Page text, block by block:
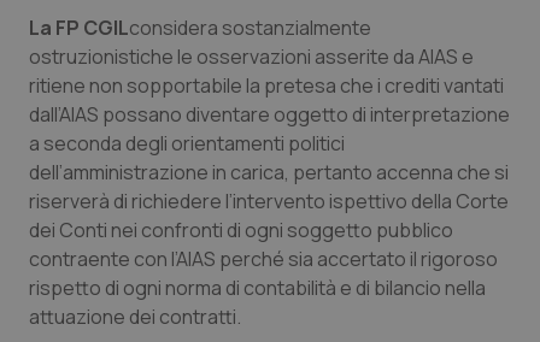
Quotidiano Oncologia
Quotidiano Pediatria
Rene & patologie urogenitali
Salute orale & impianti
Sangue & coagulazione
La FP CGILconsidera sostanzialmente
ostruzionistiche le osservazioni asserite da AIAS e
ritiene non sopportabile la pretesa che i crediti vantati
dall’AIAS possano diventare oggetto di interpretazione
a seconda degli orientamenti politici
dell’amministrazione in carica, pertanto accenna che si
riserverà di richiedere l’intervento ispettivo della Corte
dei Conti nei confronti di ogni soggetto pubblico
contraente con l’AIAS perché sia accertato il rigoroso
rispetto di ogni norma di contabilità e di bilancio nella
attuazione dei contratti.